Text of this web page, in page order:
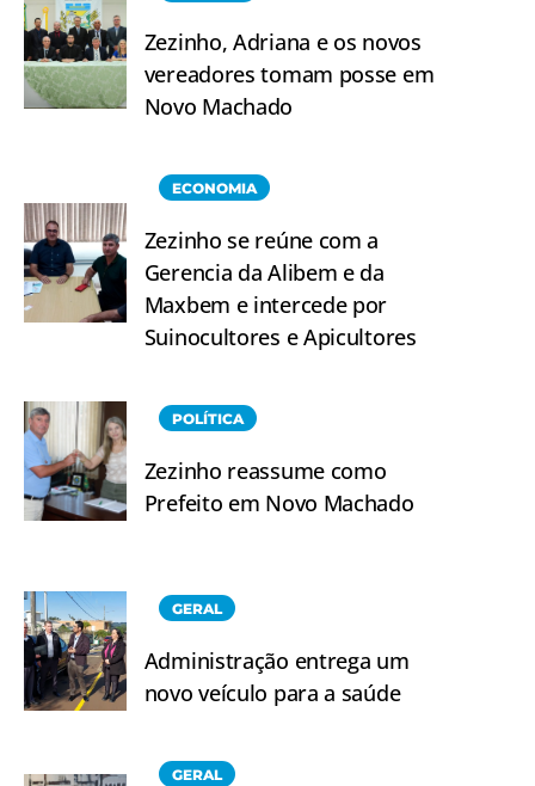
Zezinho, Adriana e os novos
vereadores tomam posse em
Novo Machado
ECONOMIA
Zezinho se reúne com a
Gerencia da Alibem e da
Maxbem e intercede por
Suinocultores e Apicultores
POLÍTICA
Zezinho reassume como
Prefeito em Novo Machado
GERAL
Administração entrega um
novo veículo para a saúde
GERAL